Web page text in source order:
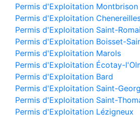
Permis d'Exploitation Montbrison
Permis d'Exploitation
Permis d'Exploitation Saint-
Permis d'Exploitation Boisset-
Permis d'Exploitation Marols
Permis d'Exploitation Écotay-
Permis d'Exploitation Bard
Permis d'Exploitation Saint-
Permis d'Exploitation Saint-
Permis d'Exploitation Lézigneux